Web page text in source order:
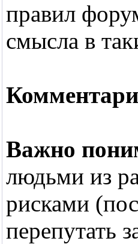
правил
смысла в
Важно
людьми из
рисками
перепутать